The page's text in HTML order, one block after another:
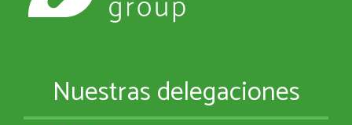
Nuestras delegaciones